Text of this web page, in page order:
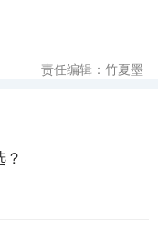
责任编辑：竹夏墨
？